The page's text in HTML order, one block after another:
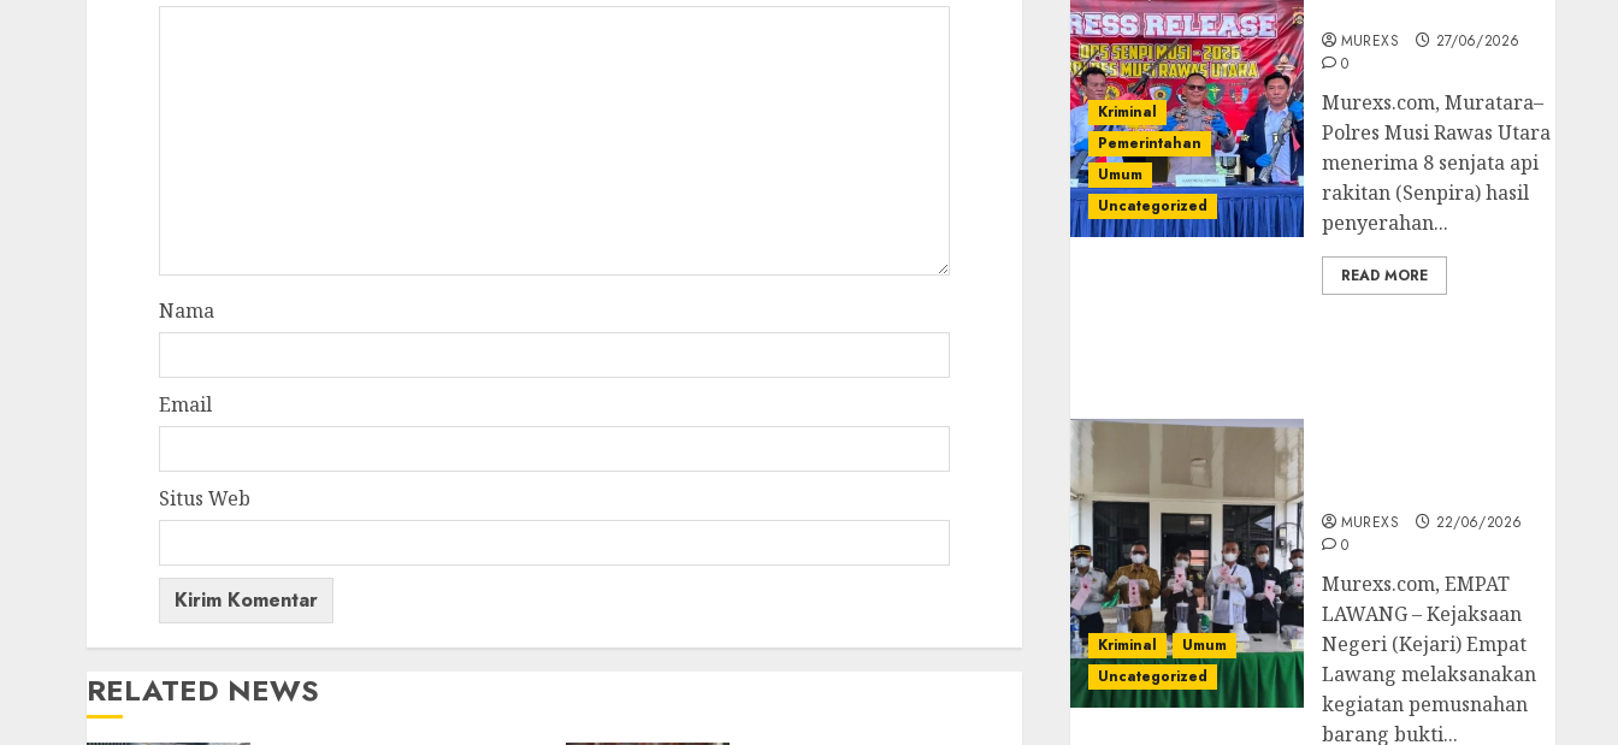
Nama
Email
Situs Web
RELATED NEWS
Kriminal
Pemerintahan
Umum
Uncategorized
MUREXS
27/06/2026
0
Murexs.com, Muratara–
Polres Musi Rawas Utara
menerima 8 senjata api
rakitan (Senpira) hasil
penyerahan...
READ MORE
Kriminal
Umum
Uncategorized
MUREXS
22/06/2026
0
‎Murexs.com, EMPAT
LAWANG – Kejaksaan
Negeri (Kejari) Empat
Lawang melaksanakan
kegiatan pemusnahan
barang bukti...